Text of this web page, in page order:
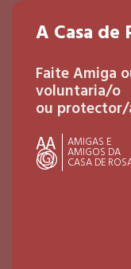
A Casa de
Faite Amiga
voluntaria/o
ou
AMIGAS E
AMIGOS DA
CASA DE